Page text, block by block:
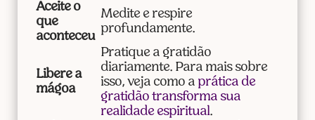
Aceite o
que
aconteceu
Medite e respire
profundamente.
Libere a
mágoa
Pratique a gratidão
diariamente. Para mais sobre
isso, veja como a prática de
gratidão transforma sua
realidade espiritual.